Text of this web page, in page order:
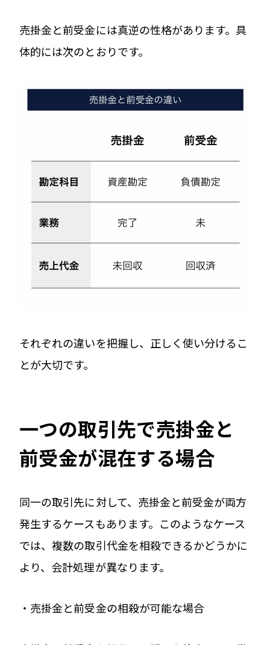
売掛金と前受金には真逆の性格があります。具
体的には次のとおりです。
それぞれの違いを把握し、正しく使い分けるこ
とが大切です。
一つの取引先で売掛金と
前受金が混在する場合
同一の取引先に対して、売掛金と前受金が両方
発生するケースもあります。このようなケース
では、複数の取引代金を相殺できるかどうかに
より、会計処理が異なります。
・売掛金と前受金の相殺が可能な場合